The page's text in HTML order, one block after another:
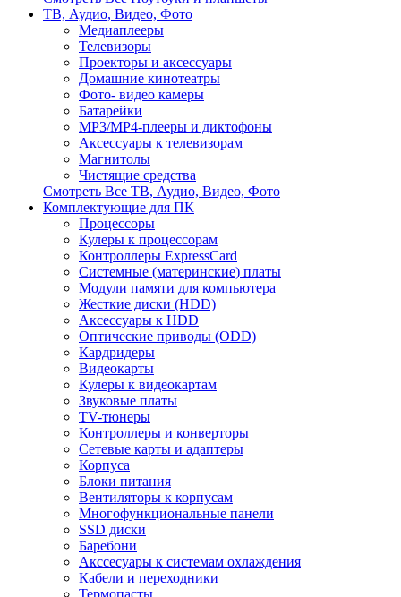
ТВ, Аудио, Видео, Фото
Медиаплееры
Телевизоры
Проекторы и аксессуары
Домашние кинотеатры
Фото- видео камеры
Батарейки
MP3/MP4-плееры и диктофоны
Аксессуары к телевизорам
Магнитолы
Чистящие средства
Смотреть Все ТВ, Аудио, Видео, Фото
Комплектующие для ПК
Процессоры
Кулеры к процессорам
Контроллеры ExpressCard
Системные (материнские) платы
Модули памяти для компьютера
Жесткие диски (HDD)
Аксессуары к HDD
Оптические приводы (ODD)
Кардридеры
Видеокарты
Кулеры к видеокартам
Звуковые платы
TV-тюнеры
Контроллеры и конверторы
Сетевые карты и адаптеры
Корпуса
Блоки питания
Вентиляторы к корпусам
Многофункциональные панели
SSD диски
Баребони
Акссесуары к системам охлаждения
Кабели и переходники
Термопасты